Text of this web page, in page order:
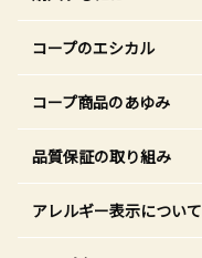
コープのエシカル
コープ商品のあゆみ
品質保証の取り組み
アレルギー表示について